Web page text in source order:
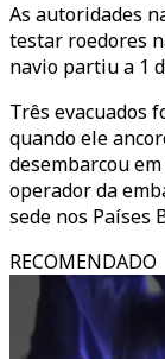
As autoridades
testar roedores
navio partiu a 1
Três evacuados
quando ele
desembarcou
operador da
sede nos Países
RECOMENDADO